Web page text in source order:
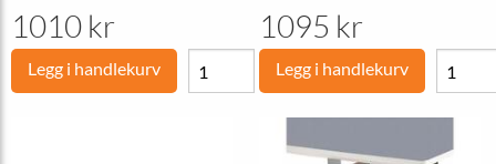
1010 kr
Legg i handlekurv
1095 kr
Legg i handlekurv